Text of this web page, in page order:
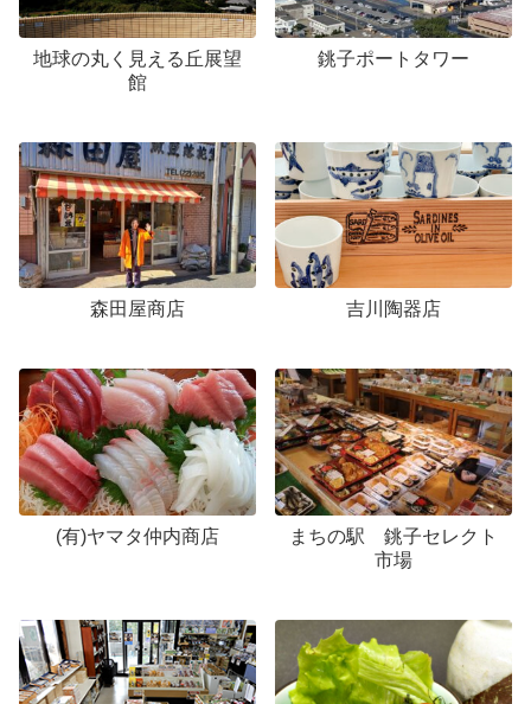
地球の丸く見える丘展望
館
銚子ポートタワー
森田屋商店 吉川陶器店
(有)ヤマタ仲内商店
まちの駅 銚子セレクト
市場